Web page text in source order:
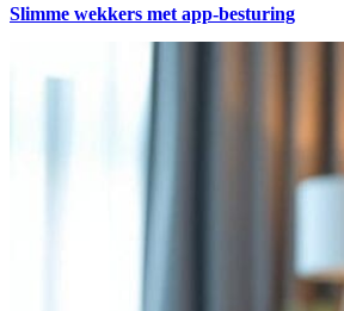
Slimme wekkers met app-besturing